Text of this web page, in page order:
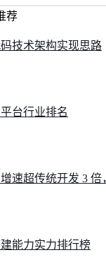
荐
技术架构实现思路
台行业排名
速超传统开发 3 倍
能力实力排行榜